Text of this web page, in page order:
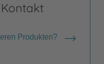
Produkten?